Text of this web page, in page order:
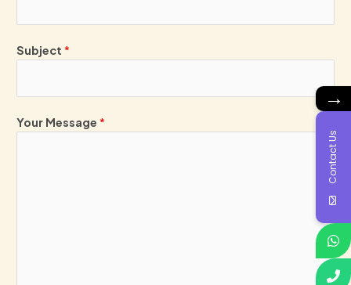
Subject *
Your Message *
→
Contact Us